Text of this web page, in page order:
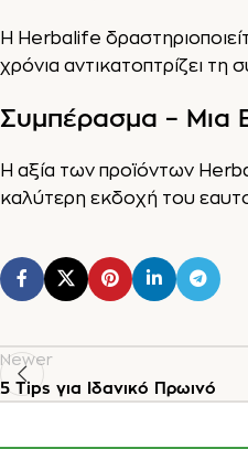
Η Herbalife
χρόνια αντικατοπτρίζει τη
Συμπέρασμα – Μια
Η αξία των προϊόντων
καλύτερη εκδοχή του
Newer
5 Tips για Ιδανικό Πρωινό